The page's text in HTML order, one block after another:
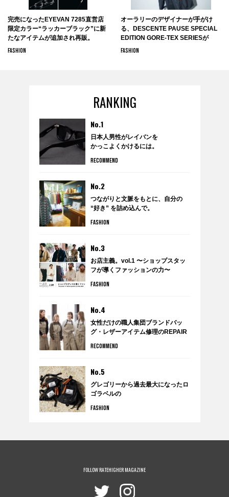
完売になったEYEVAN 7285直営店
限定カラー“ラッカーブラック”に新
たなアイテムが追加され再販。
FASHION
オーラリーのデザイナーが手がけ
る、DESCENTE PAUSE SPECIAL
EDITION GORE-TEX SERIESが
DESCENTE BLANCで9月13日より
FASHION
RANKING
No.1
日本人男性がレイバンを
かっこよくかけるには。
RECOMMEND
No.2
つながりと文脈をもとに、自分の
“好き” を詰め込んで。
のポップアップショップ
入！
FASHION
No.3
お店主義。vol.1 〜ショップスタッ
フが導くファッションの力〜
FASHION
No.4
女性だけの職人集団ブランドバッ
グ・レザーアイテム修理のREPAIR
RECOMMEND
No.5
グレゴリーから過去最大になったロ
ゴラベルの
発売。
FASHION
FOLLOW RATEHIGHER MAGAZINE